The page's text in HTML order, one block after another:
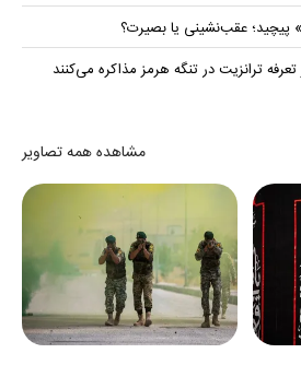
پیچید؛ عقب‌نشینی یا بصیرت؟
ترانزیت در تنگه هرمز مذاکره می‌کنند
مشاهده همه تصاویر